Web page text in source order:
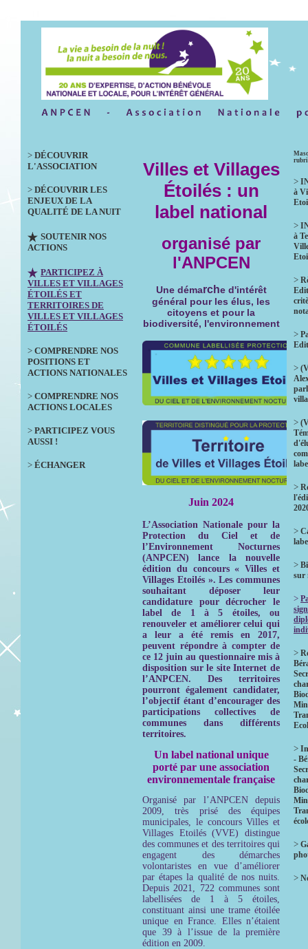
> DÉCOUVRIR
L'ASSOCIATION
> DÉCOUVRIR LES
ENJEUX DE LA
QUALITÉ DE LA NUIT
SOUTENIR NOS
ACTIONS
PARTICIPEZ À
VILLES ET VILLAGES
ÉTOILÉS ET
TERRITOIRES DE
VILLES ET VILLAGES
ÉTOILÉS
> COMPRENDRE NOS
POSITIONS ET
ACTIONS NATIONALES
> COMPRENDRE NOS
ACTIONS LOCALES
> PARTICIPEZ VOUS
AUSSI !
> ÉCHANGER
Villes et Villages
Étoilés : un
label national
organisé par
l'ANPCEN
Une démarche d'intérêt
général pour les élus, les
citoyens et pour la
biodiversité, l'environnement
Juin 2024
L’Association Nationale pour la
Protection du Ciel et de
l’Environnement Nocturnes
(ANPCEN) lance la nouvelle
édition du concours « Villes et
Villages Etoilés ». Les communes
souhaitant déposer leur
candidature pour décrocher le
label de 1 à 5 étoiles, ou
renouveler et améliorer celui qui
a leur a été remis en 2017,
peuvent répondre à compter de
ce 12 juin au questionnaire mis à
disposition sur le site Internet de
l’ANPCEN. Des territoires
pourront également candidater,
l’objectif étant d’encourager des
participations collectives de
communes dans différents
territoires.
Un label national unique
porté par une association
environnementale française
Organisé par l’ANPCEN depuis
2009, très prisé des équipes
municipales, le concours Villes et
Villages Etoilés (VVE) distingue
des communes et des territoires qui
engagent des démarches
volontaristes en vue d’améliorer
par étapes la qualité de nos nuits.
Depuis 2021, 722 communes sont
labellisées de 1 à 5 étoiles,
constituant ainsi une trame étoilée
unique en France. Elles n’étaient
que 39 à l’issue de la première
édition en 2009.
>
à
>
à
>
>
>
>
>
>
>
sur
>
>
>
-
>
>